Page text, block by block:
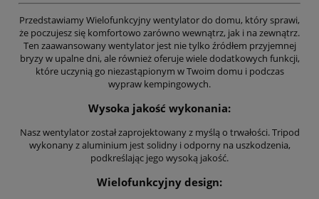
Przedstawiamy Wielofunkcyjny wentylator do domu, który sprawi,
że poczujesz się komfortowo zarówno wewnątrz, jak i na zewnątrz.
Ten zaawansowany wentylator jest nie tylko źródłem przyjemnej
bryzy w upalne dni, ale również oferuje wiele dodatkowych funkcji,
które uczynią go niezastąpionym w Twoim domu i podczas
wypraw kempingowych.
Wysoka jakość wykonania:
Nasz wentylator został zaprojektowany z myślą o trwałości. Tripod
wykonany z aluminium jest solidny i odporny na uszkodzenia,
podkreślając jego wysoką jakość.
Wielofunkcyjny design: